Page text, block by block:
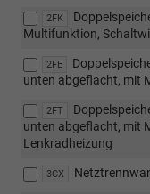
2FK
Multifunktion,
2FE
unten abgeflacht, mit
2FT
unten abgeflacht, mit
Lenkradheizung
3CX